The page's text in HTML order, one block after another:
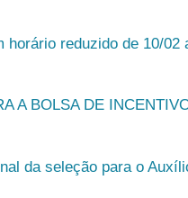
horário reduzido de 10/
A BOLSA DE
da seleção para o